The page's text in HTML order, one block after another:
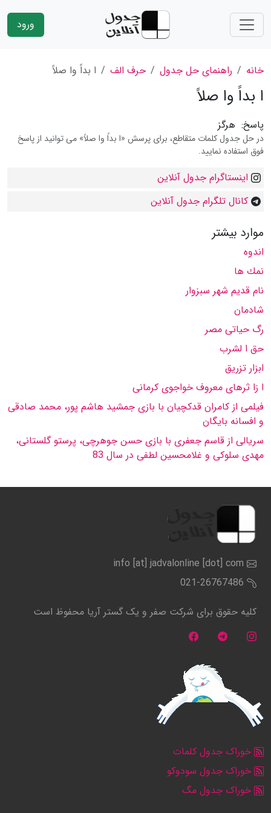
ورود
خانه راهنمای حل جدول حرف الف ا بداً وا صلاً
ا بداً وا صلاً
پاسخ: هرگز
در حل جدول کلمات متقاطع، برای پرسش «ا بداً وا صلاً» می توانید از پاسخ
فوق استفاده نمایید.
اینستاگرام جدول آنلاین
کانال تلگرام جدول آنلاین
موارد بیشتر
اندوه
نمك ها
نام قدیم شهر سبزوار
شادمان
رگ حیاتی مصر
حق ا لشرب
ابزار تزریق
ا زا ثرهای معروف خواجوی كرمانی
فیلمى از كامران قدكچیان با بازى جمشید هاشم پور، محمد صادقى
و افسانه بایگان
سریالى از قاسم جعفرى با بازى حسن جوهرچى، پرستو گلستانى،
مهدى سلوكى و غلامحسین لطفى در سال 83
info [at] jadvalonline [dot] com
021-26767486
کلیه حقوق برای شرکت صفر و یک گستر آریا محفوظ است
خوراک جدول کلمات
خوراک جدول سودوکو
خوراک جدول مگ